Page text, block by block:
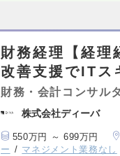
財務経理【経理
改善支援でITス
財務・会計コンサル
株式会社ディーバ
550万円 ～ 699万円
ー
マネジメント業務なし